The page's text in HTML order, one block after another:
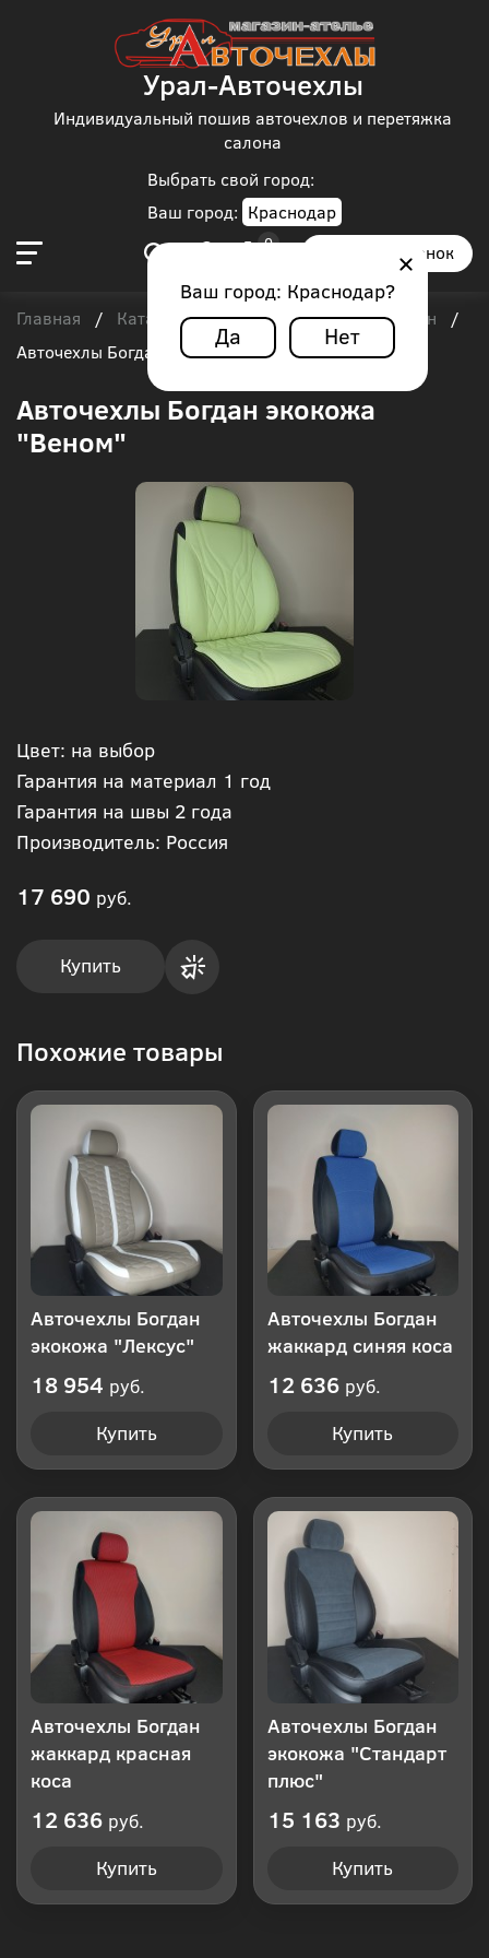
Выбрать свой город:
Ваш город: Краснодар
Ваш город: Краснодар?
Да Нет
Урал-Авточехлы
Индивидуальный пошив авточехлов и перетяжка
салона
Заказать звонок
Главная / Каталог чехлов / Автобус / Богдан
/
Авточехлы Богдан экокожа "Веном"
Авточехлы Богдан экокожа
"Веном"
Цвет: на выбор
Гарантия на материал 1 год
Гарантия на швы 2 года
Производитель: Россия
17 690 руб.
Купить
Похожие товары
Авточехлы Богдан
экокожа "Лексус"
18 954 руб.
Купить
Авточехлы Богдан
жаккард синяя коса
12 636 руб.
Купить
Авточехлы Богдан
жаккард красная
коса
12 636 руб.
Купить
Авточехлы Богдан
экокожа "Стандарт
плюс"
15 163 руб.
Купить